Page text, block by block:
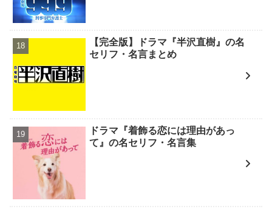
【完全版】ドラマ『半沢直樹』の名
セリフ・名言まとめ
ドラマ『着飾る恋には理由があっ
て』の名セリフ・名言集